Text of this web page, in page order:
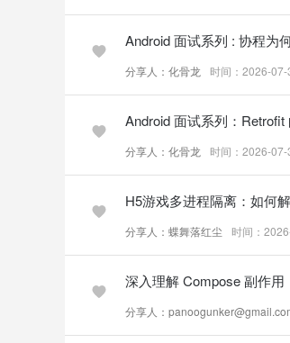
Android 面试系列 : 协程为
分享人：化骨龙 时间：2026-
Android 面试系列：
分享人：化骨龙 时间：2026-
H5游戏多进程隔离：如何
分享人：蝶舞落红尘 时间：
深入理解 Compose 副作用
分享人：